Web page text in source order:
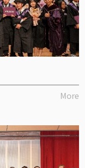
More